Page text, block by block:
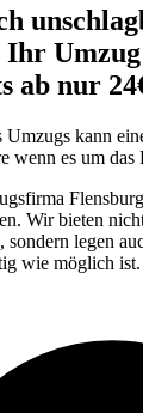
ab nur
kann
wenn es um das
Wir bieten
sondern legen
wie möglich ist.